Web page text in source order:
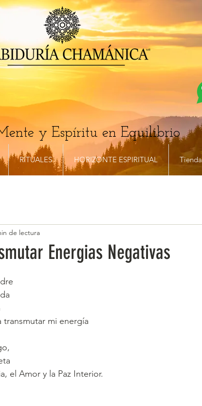
y Espíritu en Equilibrio
RITUALES HORIZONTE ESPIRITUAL Tienda
Energias Negativas
de lectura
mi energía
el Amor y la Paz Interior.